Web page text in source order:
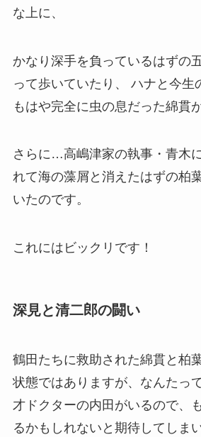
な上に、
かなり深手を負っているはずの
って歩いていたり、 ハナと今生
もはや完全に虫の息だった綿貫
さらに…高嶋津家の執事・青木
れて海の藻屑と消えたはずの柏
いたのです。
これにはビックリです！
深見と清二郎の闘い
鶴田たちに救助された綿貫と柏
状態ではありますが、なんたっ
才ドクターの内田がいるので、
るかもしれないと期待してしま